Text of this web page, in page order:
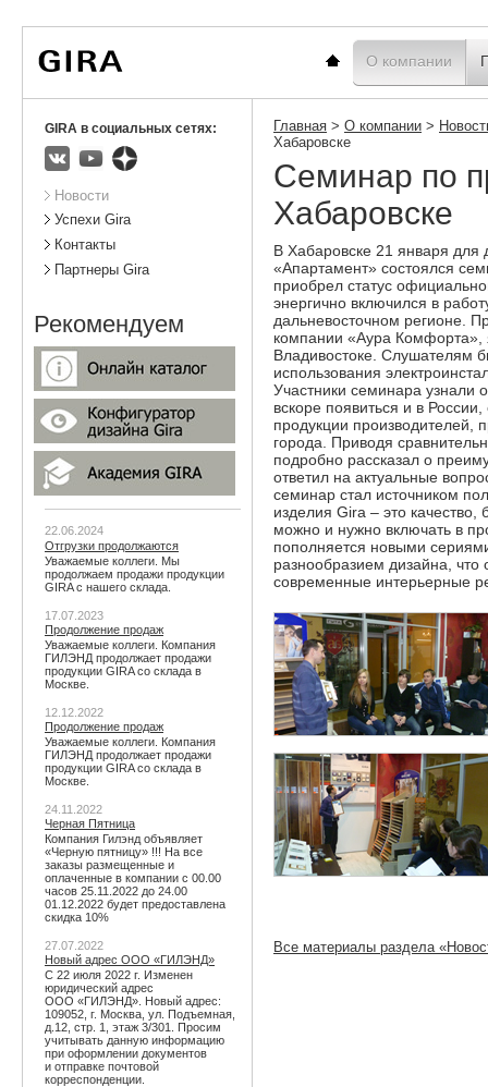
Главная
О компании
Главная > О компании >
Хабаровске
Cеминар по
Хабаровске
В Хабаровске 21 января для
«Апартамент» состоялся
приобрел статус
энергично включился в
дальневосточном регионе.
компании «Аура
Владивостоке. Слушателям
использования
Участники семинара узнали
вскоре появиться и в
продукции производителей,
города. Приводя
подробно рассказал о
ответил на актуальные
семинар стал источником
изделия Gira – это качество,
можно и нужно включать в
пополняется новыми
разнообразием дизайна, что
современные интерьерные
Все материалы раздела
GIRA в социальных сетях:
Подразделы
Новости
Успехи Gira
Контакты
Партнеры Gira
Рекомендуем
22.06.2024
Отгрузки продолжаются
Уважаемые коллеги. Мы
продолжаем продажи продукции
GIRA с нашего склада.
17.07.2023
Продолжение продаж
Уважаемые коллеги. Компания
ГИЛЭНД продолжает продажи
продукции GIRA со склада в
Москве.
12.12.2022
Продолжение продаж
Уважаемые коллеги. Компания
ГИЛЭНД продолжает продажи
продукции GIRA со склада в
Москве.
24.11.2022
Черная Пятница
Компания Гилэнд объявляет
«Черную пятницу» !!! На все
заказы размещенные и
оплаченные в компании с 00.00
часов 25.11.2022 до 24.00
01.12.2022 будет предоставлена
скидка 10%
27.07.2022
Новый адрес ООО «ГИЛЭНД»
С 22 июля 2022 г. Изменен
юридический адрес
ООО «ГИЛЭНД». Новый адрес:
109052, г. Москва, ул. Подъемная,
д.12, стр. 1, этаж 3/301. Просим
учитывать данную информацию
при оформлении документов
и отправке почтовой
корреспонденции.